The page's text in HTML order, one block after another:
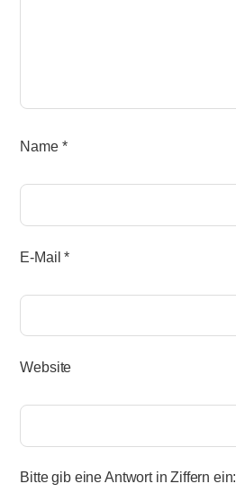
Name *
E-Mail*
Website
Bitte gib eine Antwort in Ziffern ein: